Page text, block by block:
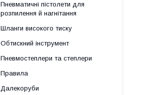
Пневматичні пістолети для
розпилення й нагнітання
Шланги високого тиску
Обтискний інструмент
Пневмостеплери та степлери
Правила
Далекоруби